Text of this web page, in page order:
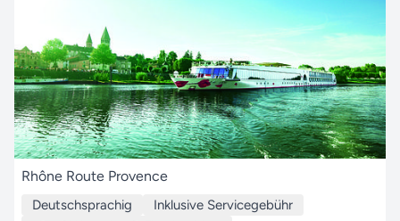
Rhône Route Provence
Deutschsprachig
Inklusive Servicegebühr